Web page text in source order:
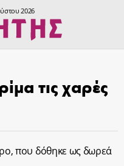
2026
τις χαρές
που δόθηκε ως δωρεά